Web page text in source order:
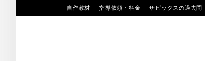
to
自作教材 指導依頼・料金 サピックスの過去問